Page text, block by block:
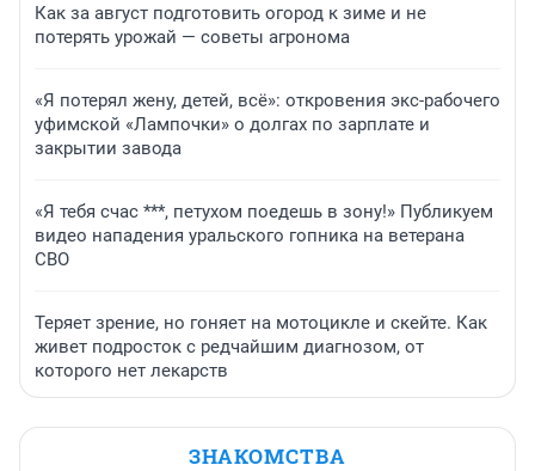
Как за август подготовить огород к зиме и не
потерять урожай — советы агронома
«Я потерял жену, детей, всё»: откровения экс-рабочего
уфимской «Лампочки» о долгах по зарплате и
закрытии завода
«Я тебя счас ***, петухом поедешь в зону!» Публикуем
видео нападения уральского гопника на ветерана
СВО
Теряет зрение, но гоняет на мотоцикле и скейте. Как
живет подросток с редчайшим диагнозом, от
которого нет лекарств
ЗНАКОМСТВА